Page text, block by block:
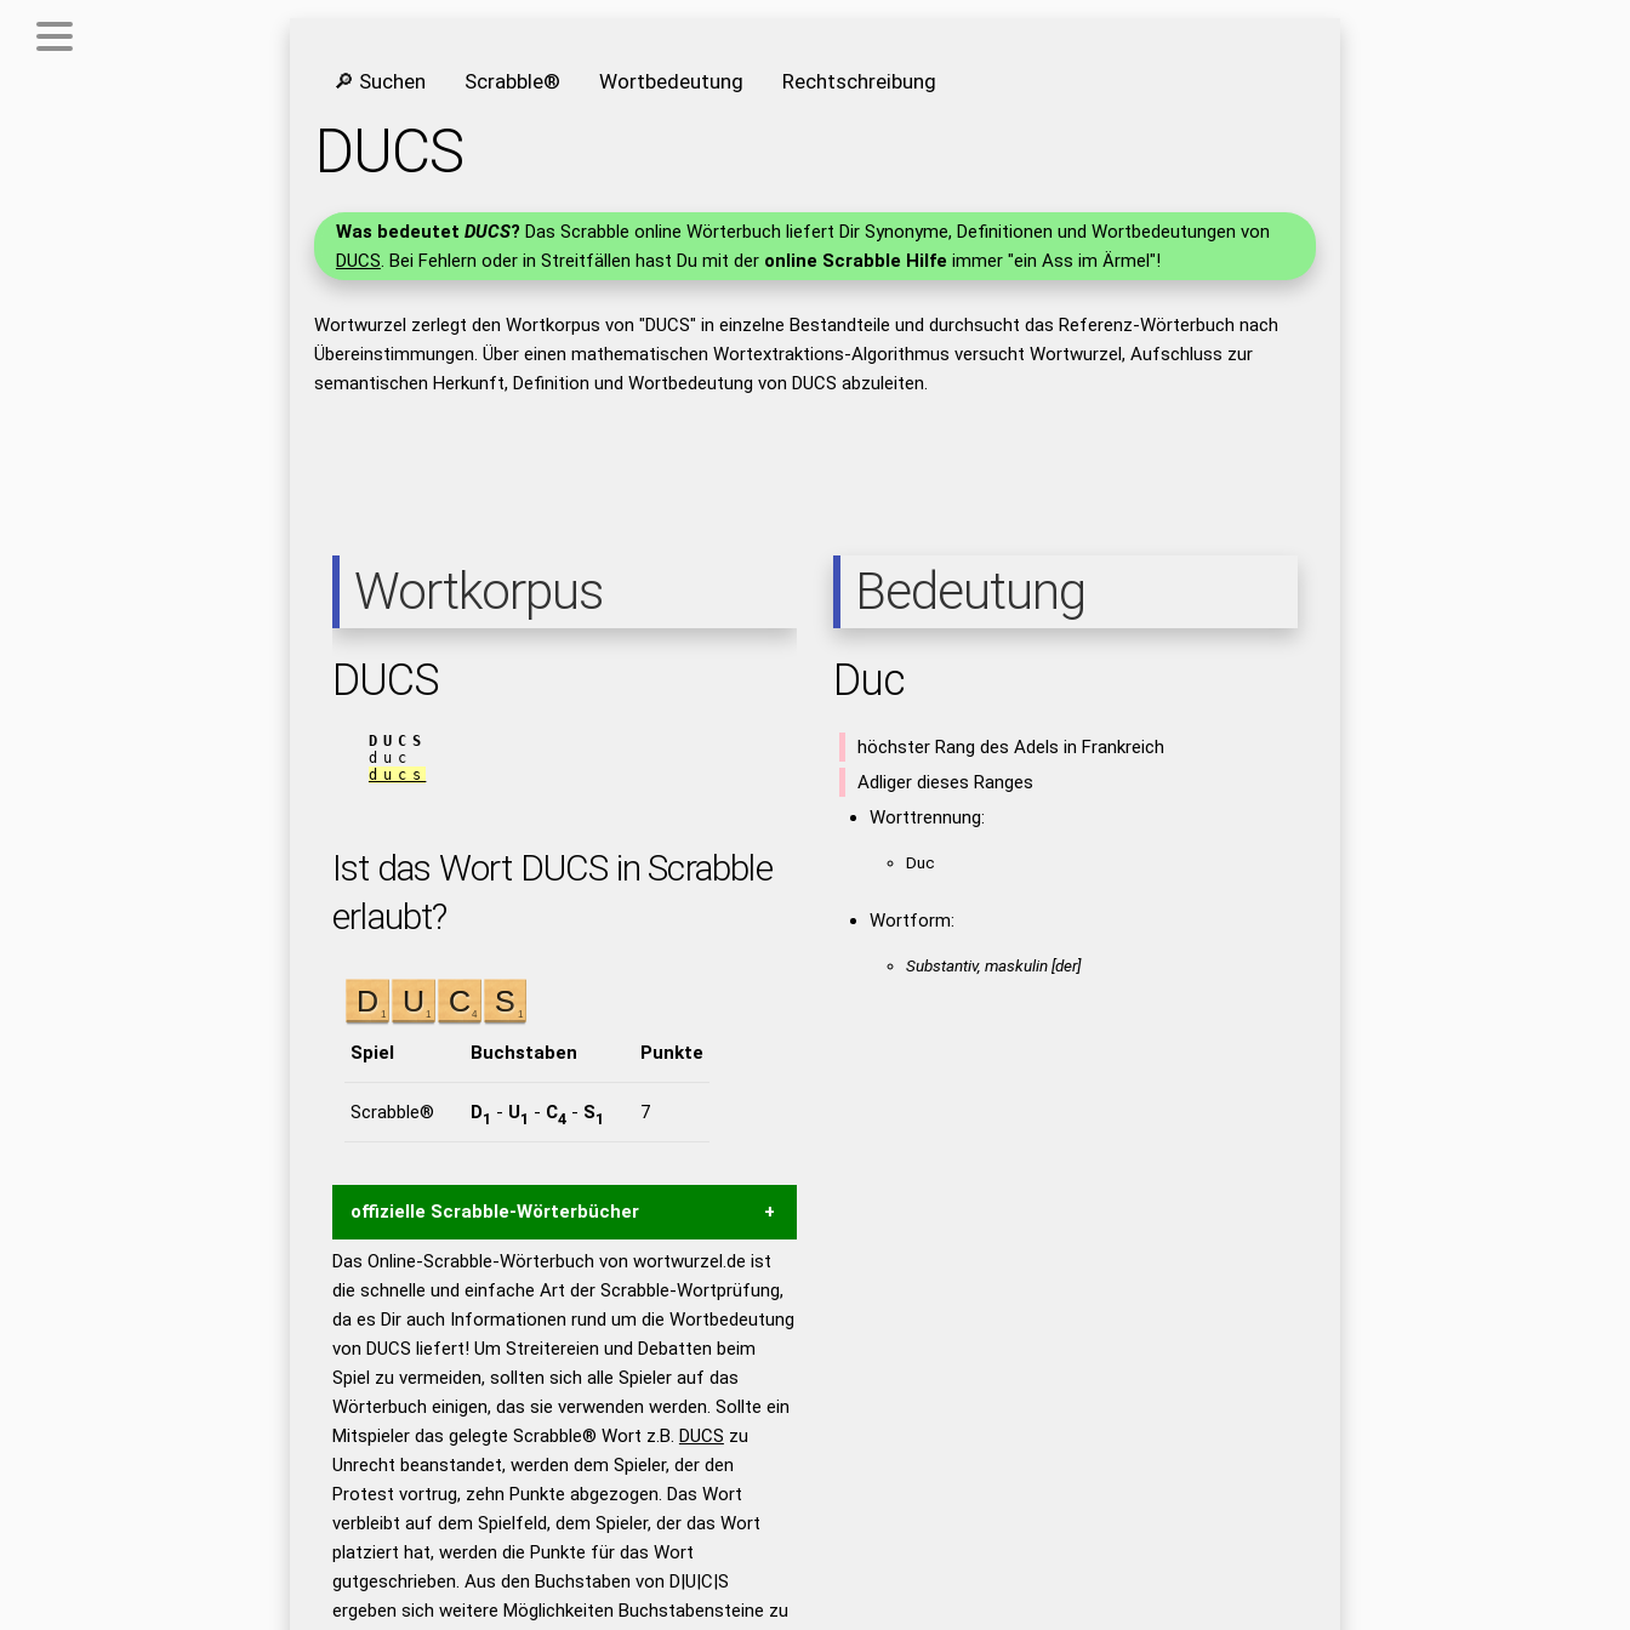
🔎 Suchen Scrabble® Wortbedeutung Rechtschreibung
DUCS
Was bedeutet DUCS? Das Scrabble online Wörterbuch liefert Dir Synonyme, Definitionen und Wortbedeutungen von
DUCS. Bei Fehlern oder in Streitfällen hast Du mit der online Scrabble Hilfe immer "ein Ass im Ärmel"!
Wortwurzel zerlegt den Wortkorpus von "DUCS" in einzelne Bestandteile und durchsucht das Referenz-Wörterbuch nach
Übereinstimmungen. Über einen mathematischen Wortextraktions-Algorithmus versucht Wortwurzel, Aufschluss zur
semantischen Herkunft, Definition und Wortbedeutung von DUCS abzuleiten.
Wortkorpus
DUCS
DUCS
duc
ducs
Ist das Wort DUCS in Scrabble
erlaubt?
Spiel Buchstaben Punkte
Scrabble® D1 - U1 - C4 - S1 7
offizielle Scrabble-Wörterbücher
Wortwurzel liefert mit Hilfe eines semantischen
Wortanalyse-Algorithmus gute Anhaltspunkte zu
Wortbedeutung, Worttrennung und Wortform, um die
Gültigkeit eines Wortes für das Scrabble-Spiel zu
bestimmen! zugelassene Turnier Scrabble-
Wörterbücher sind:
Duden – Standardwerk in 12
Bänden
Duden – Richtiges und gutes
Deutsch
Duden – Die deutsche Grammatik
Das Online-Scrabble-Wörterbuch von wortwurzel.de ist
die schnelle und einfache Art der Scrabble-Wortprüfung,
da es Dir auch Informationen rund um die Wortbedeutung
von DUCS liefert! Um Streitereien und Debatten beim
Spiel zu vermeiden, sollten sich alle Spieler auf das
Wörterbuch einigen, das sie verwenden werden. Sollte ein
Mitspieler das gelegte Scrabble® Wort z.B. DUCS zu
Unrecht beanstandet, werden dem Spieler, der den
Protest vortrug, zehn Punkte abgezogen. Das Wort
verbleibt auf dem Spielfeld, dem Spieler, der das Wort
platziert hat, werden die Punkte für das Wort
gutgeschrieben. Aus den Buchstaben von D|U|C|S
ergeben sich weitere Möglichkeiten Buchstabensteine zu
Bedeutung
Duc
höchster Rang des Adels in Frankreich
Adliger dieses Ranges
Worttrennung:
Duc
Wortform:
Substantiv, maskulin [der]